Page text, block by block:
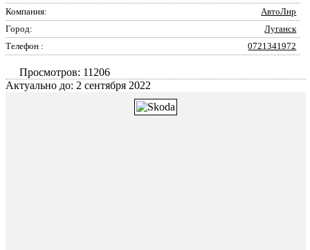
Компания:
АвтоЛнр
Город:
Луганск
Телефон :
0721341972
Просмотров: 11206
Актуально до: 2 сентября 2022